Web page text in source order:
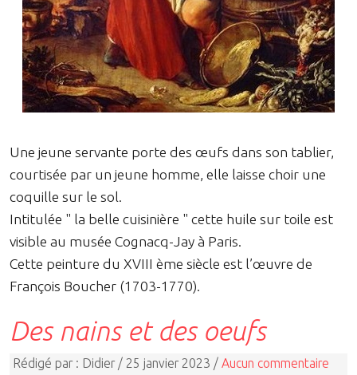
Une jeune servante porte des œufs dans son tablier,
courtisée par un jeune homme, elle laisse choir une
coquille sur le sol.
Intitulée " la belle cuisinière " cette huile sur toile est
visible au musée Cognacq-Jay à Paris.
Cette peinture du XVIII ème siècle est l’œuvre de
François Boucher (1703-1770).
Des nains et des oeufs
Rédigé par : Didier / 25 janvier 2023 / Aucun commentaire